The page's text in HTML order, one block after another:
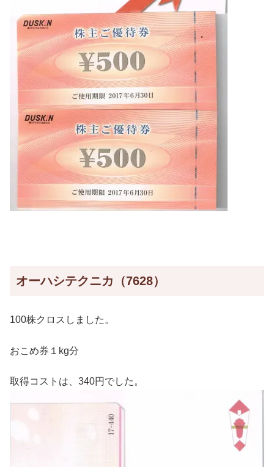
オーハシテクニカ（7628）
100株クロスしました。
おこめ券１kg分
取得コストは、340円でした。